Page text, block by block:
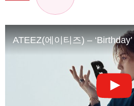
ATEEZ(에이티즈) –